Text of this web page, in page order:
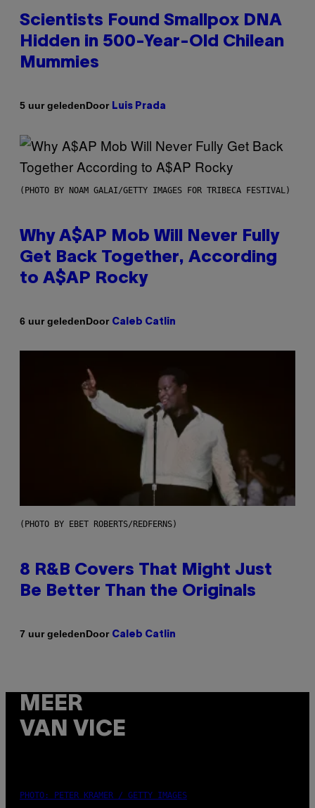
Scientists Found Smallpox DNA
Hidden in 500-Year-Old Chilean
Mummies
5 uur geledenDoor Luis Prada
(PHOTO BY NOAM GALAI/GETTY IMAGES FOR TRIBECA FESTIVAL)
Why A$AP Mob Will Never Fully
Get Back Together, According
to A$AP Rocky
6 uur geledenDoor Caleb Catlin
(PHOTO BY EBET ROBERTS/REDFERNS)
8 R&B Covers That Might Just
Be Better Than the Originals
7 uur geledenDoor Caleb Catlin
MEER
VAN VICE
PHOTO: PETER KRAMER / GETTY IMAGES